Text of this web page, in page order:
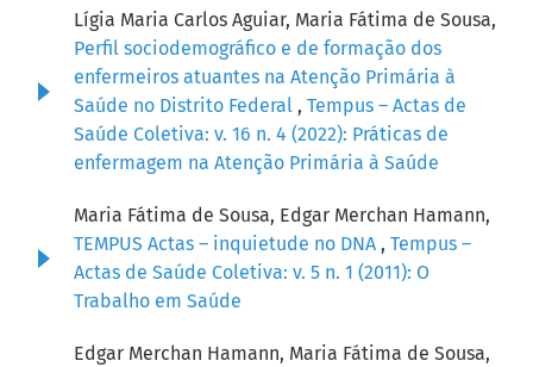
Lígia Maria Carlos Aguiar, Maria Fátima de Sousa,
Perfil sociodemográfico e de formação dos
enfermeiros atuantes na Atenção Primária à
Saúde no Distrito Federal , Tempus – Actas de
Saúde Coletiva: v. 16 n. 4 (2022): Práticas de
enfermagem na Atenção Primária à Saúde
Maria Fátima de Sousa, Edgar Merchan Hamann,
TEMPUS Actas – inquietude no DNA , Tempus –
Actas de Saúde Coletiva: v. 5 n. 1 (2011): O
Trabalho em Saúde
Edgar Merchan Hamann, Maria Fátima de Sousa,